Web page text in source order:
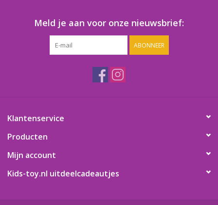
Speelgoedpakketten
Gevulde capsules & mixen
Snoep / kauwgomballen
Meld je aan voor onze nieuwsbrief:
ABONNEER
Klantenservice
Producten
Mijn account
Kids-toy.nl uitdeelcadeautjes